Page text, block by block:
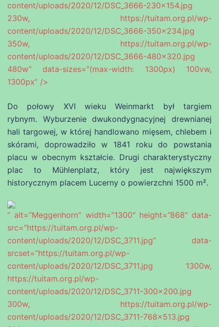
content/uploads/2020/12/DSC_3666-230×154.jpg
230w, https://tuitam.org.pl/wp-
content/uploads/2020/12/DSC_3666-350×234.jpg
350w, https://tuitam.org.pl/wp-
content/uploads/2020/12/DSC_3666-480×320.jpg
480w” data-sizes=”(max-width: 1300px) 100vw,
1300px” />
Do połowy XVI wieku Weinmarkt był targiem
rybnym. Wyburzenie dwukondygnacyjnej drewnianej
hali targowej, w której handlowano mięsem, chlebem i
skórami, doprowadziło w 1841 roku do powstania
placu w obecnym kształcie. Drugi charakterystyczny
plac to Mühlenplatz, który jest największym
historycznym placem Lucerny o powierzchni 1500 m².
” alt=”Meggenhorn” width=”1300″ height=”868″ data-
src=”https://tuitam.org.pl/wp-
content/uploads/2020/12/DSC_3711.jpg” data-
srcset=”https://tuitam.org.pl/wp-
content/uploads/2020/12/DSC_3711.jpg 1300w,
https://tuitam.org.pl/wp-
content/uploads/2020/12/DSC_3711-300×200.jpg
300w, https://tuitam.org.pl/wp-
content/uploads/2020/12/DSC_3711-768×513.jpg